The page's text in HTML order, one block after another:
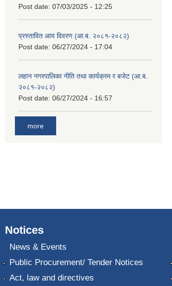
Post date: 07/03/2025 - 12:25
प्रस्तावित आय विवरण (आ.ब. २०८१-२०८२)
Post date: 06/27/2024 - 17:04
लहान नगरपालिका नीति तथा कार्यक्रम र बजेट (आ.ब.
२०८१-२०८२)
Post date: 06/27/2024 - 16:57
more
Notices
News & Events
Public Procurement/ Tender Notices
Act, law and directives